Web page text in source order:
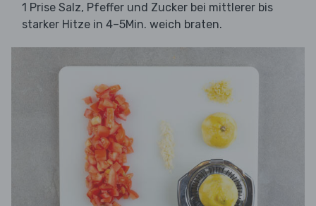
1 Prise Salz, Pfeffer und Zucker bei mittlerer bis
starker Hitze in 4–5Min. weich braten.